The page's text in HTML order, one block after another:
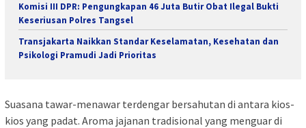
Komisi III DPR: Pengungkapan 46 Juta Butir Obat Ilegal Bukti
Keseriusan Polres Tangsel
Transjakarta Naikkan Standar Keselamatan, Kesehatan dan
Psikologi Pramudi Jadi Prioritas
Suasana tawar-menawar terdengar bersahutan di antara kios-
kios yang padat. Aroma jajanan tradisional yang menguar di